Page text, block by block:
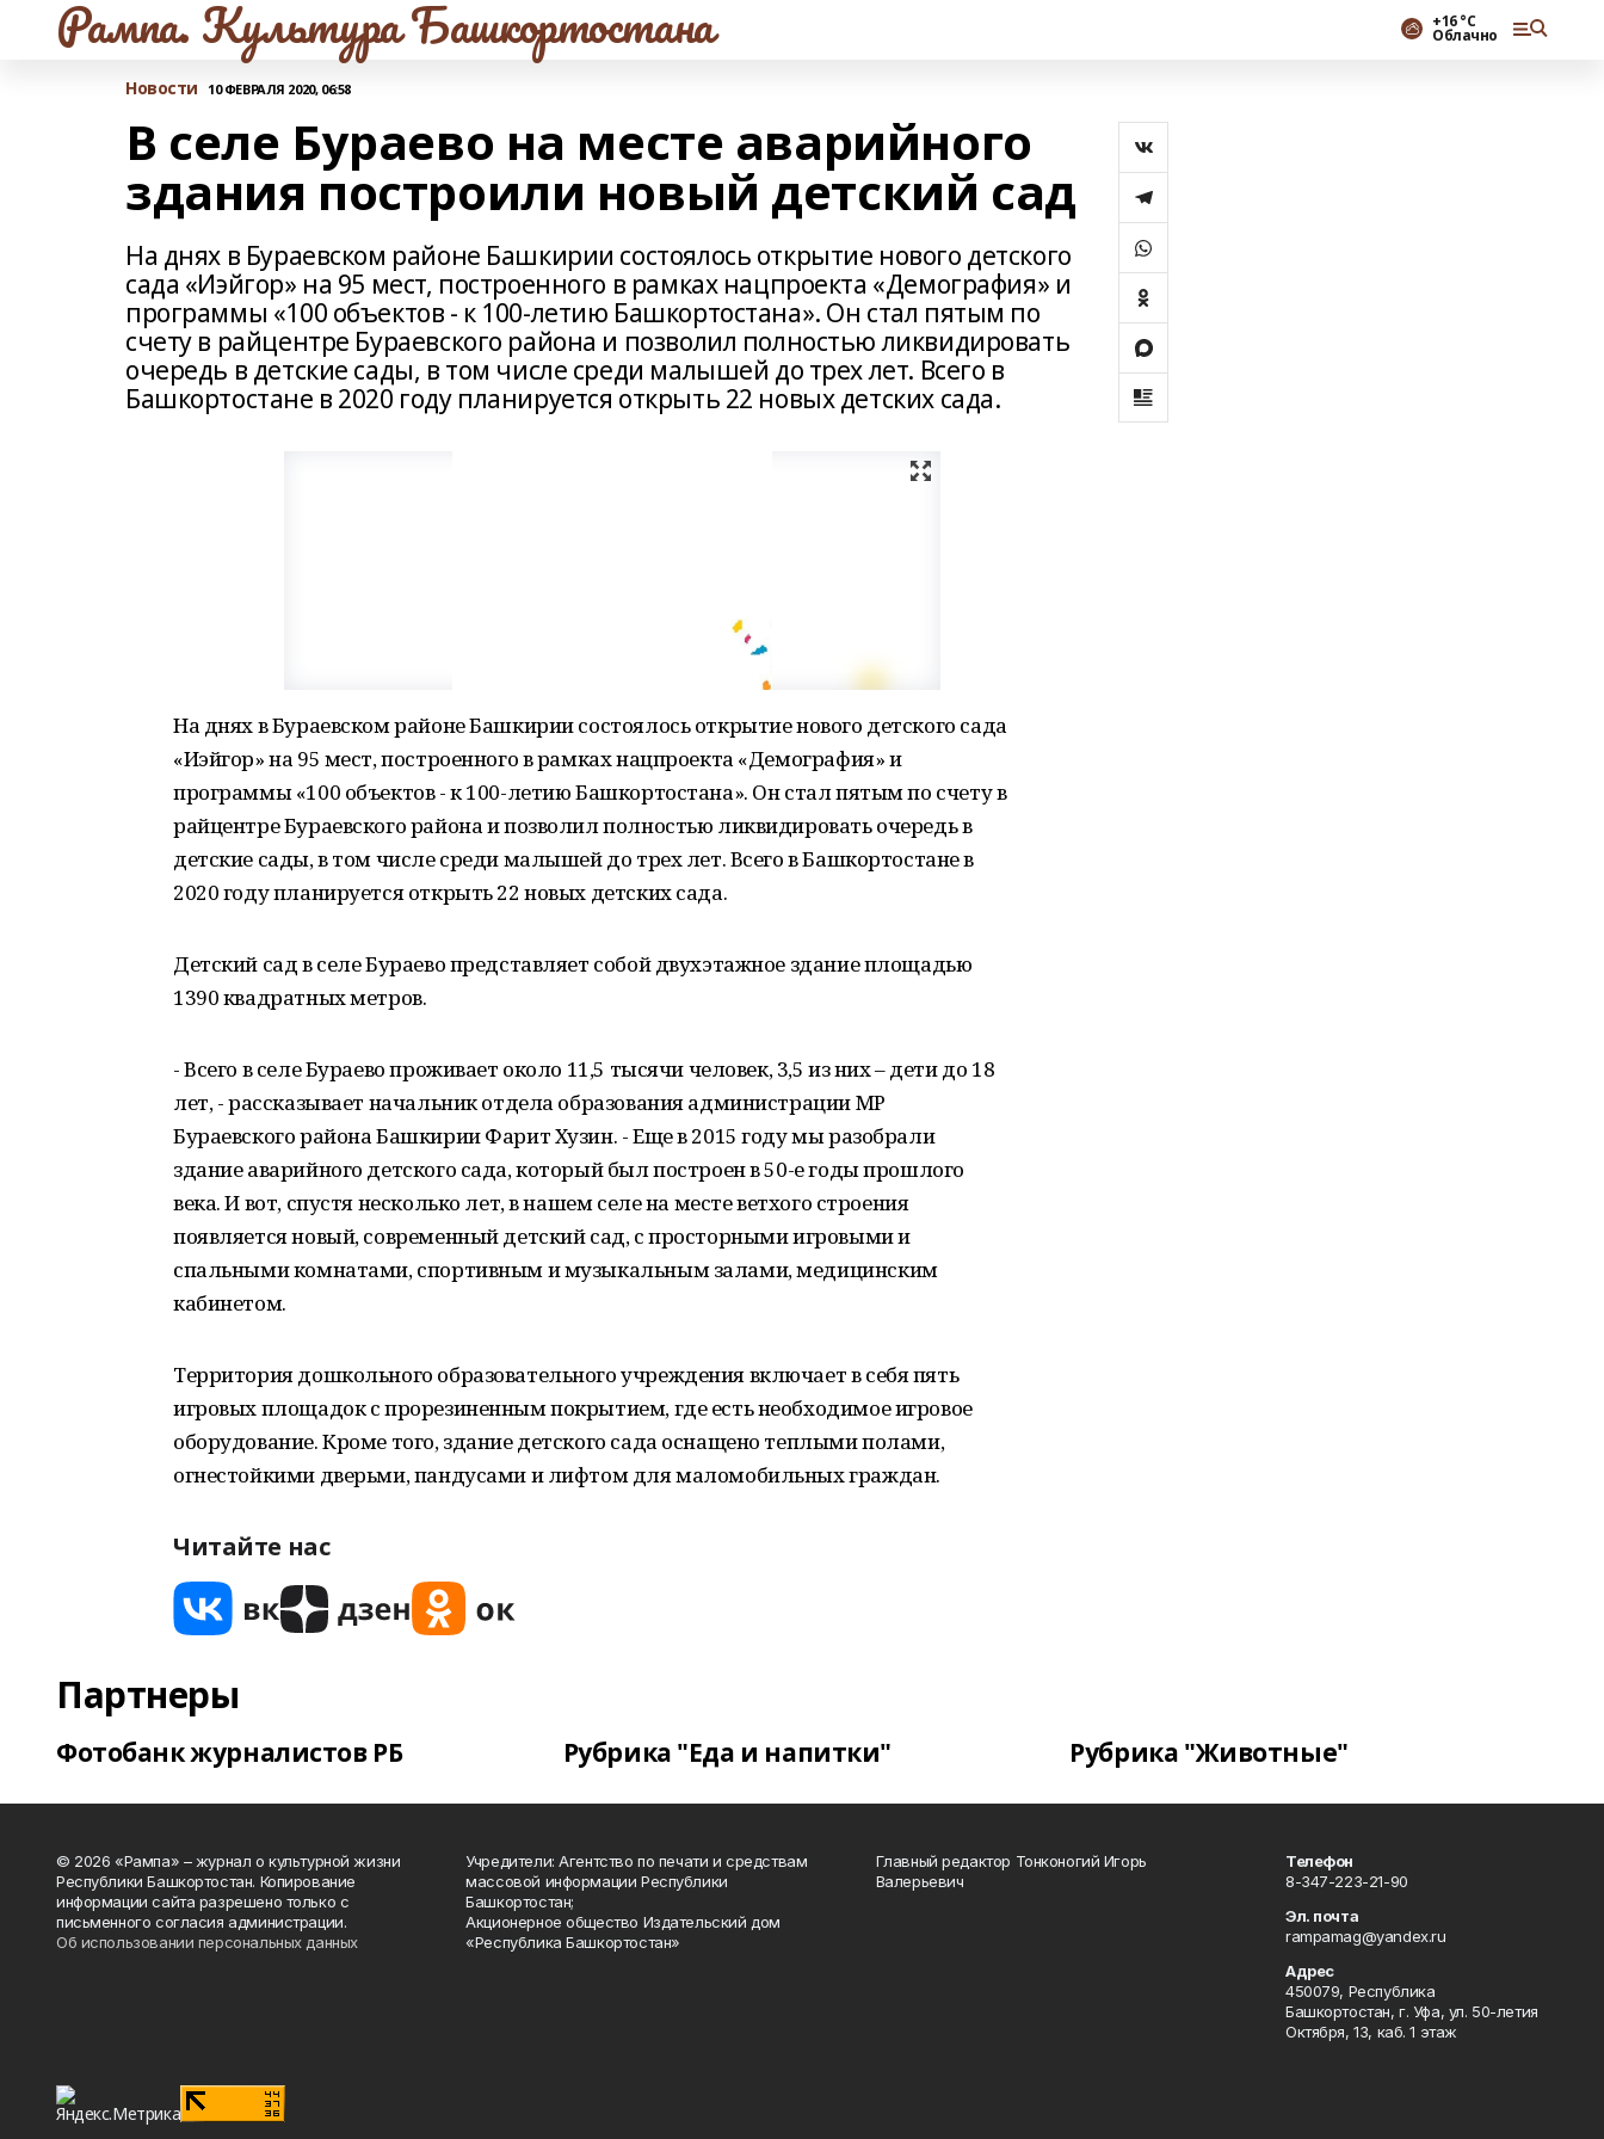
Рампа. Культура Башкортостана +16 °С
Облачно
Новости 10 ФЕВРАЛЯ 2020, 06:58
В селе Бураево на месте аварийного
здания построили новый детский сад
На днях в Бураевском районе Башкирии состоялось открытие нового детского
сада «Иэйгор» на 95 мест, построенного в рамках нацпроекта «Демография» и
программы «100 объектов - к 100-летию Башкортостана». Он стал пятым по
счету в райцентре Бураевского района и позволил полностью ликвидировать
очередь в детские сады, в том числе среди малышей до трех лет. Всего в
Башкортостане в 2020 году планируется открыть 22 новых детских сада.
На днях в Бураевском районе Башкирии состоялось открытие нового детского сада
«Иэйгор» на 95 мест, построенного в рамках нацпроекта «Демография» и
программы «100 объектов - к 100-летию Башкортостана». Он стал пятым по счету в
райцентре Бураевского района и позволил полностью ликвидировать очередь в
детские сады, в том числе среди малышей до трех лет. Всего в Башкортостане в
2020 году планируется открыть 22 новых детских сада.
Детский сад в селе Бураево представляет собой двухэтажное здание площадью
1390 квадратных метров.
- Всего в селе Бураево проживает около 11,5 тысячи человек, 3,5 из них – дети до 18
лет, - рассказывает начальник отдела образования администрации МР
Бураевского района Башкирии Фарит Хузин. - Еще в 2015 году мы разобрали
здание аварийного детского сада, который был построен в 50-е годы прошлого
века. И вот, спустя несколько лет, в нашем селе на месте ветхого строения
появляется новый, современный детский сад, с просторными игровыми и
спальными комнатами, спортивным и музыкальным залами, медицинским
кабинетом.
Территория дошкольного образовательного учреждения включает в себя пять
игровых площадок с прорезиненным покрытием, где есть необходимое игровое
оборудование. Кроме того, здание детского сада оснащено теплыми полами,
огнестойкими дверьми, пандусами и лифтом для маломобильных граждан.
Читайте нас
Партнеры
Фотобанк журналистов РБ Рубрика "Еда и напитки" Рубрика "Животные"
© 2026 «Рампа» – журнал о культурной жизни
Республики Башкортостан. Копирование
информации сайта разрешено только с
письменного согласия администрации.
Об использовании персональных данных
Учредители: Агентство по печати и средствам
массовой информации Республики
Башкортостан;
Акционерное общество Издательский дом
«Республика Башкортостан»
Главный редактор Тонконогий Игорь
Валерьевич
Телефон
8-347-223-21-90
Эл. почта
rampamag@yandex.ru
Адрес
450079, Республика
Башкортостан, г. Уфа, ул. 50-летия
Октября, 13, каб. 1 этаж